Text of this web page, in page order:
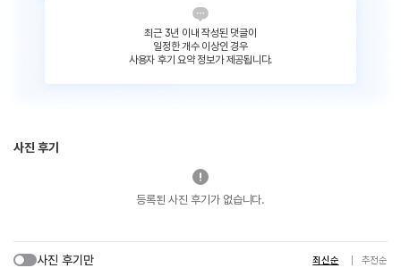
최근 3년 이내 작성된 댓글이
일정한 개수 이상인 경우
사용자 후기 요약 정보가 제공됩니다.
사진 후기
등록된 사진 후기가 없습니다.
사진 후기만 최신순 추천순